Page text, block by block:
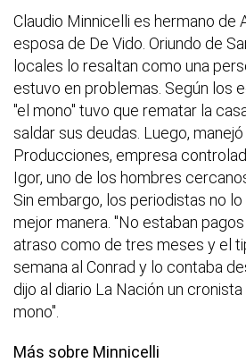
Claudio Minnicelli es hermano de
esposa de De Vido. Oriundo de
locales lo resaltan como una
estuvo en problemas. Según los
"el mono" tuvo que rematar la
saldar sus deudas. Luego,
Producciones, empresa
Igor, uno de los hombres
Sin embargo, los periodistas no
mejor manera. "No estaban
atraso como de tres meses y el
semana al Conrad y lo contaba
dijo al diario La Nación un
mono".
Más sobre Minnicelli